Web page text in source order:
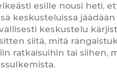
esille nousi heti,
keskusteluissa
keskustelu
siitä, mitä
ratkaisuihin tai siihen,